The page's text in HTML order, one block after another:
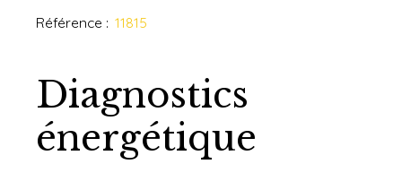
Référence : 11815
Diagnostics
énergétique